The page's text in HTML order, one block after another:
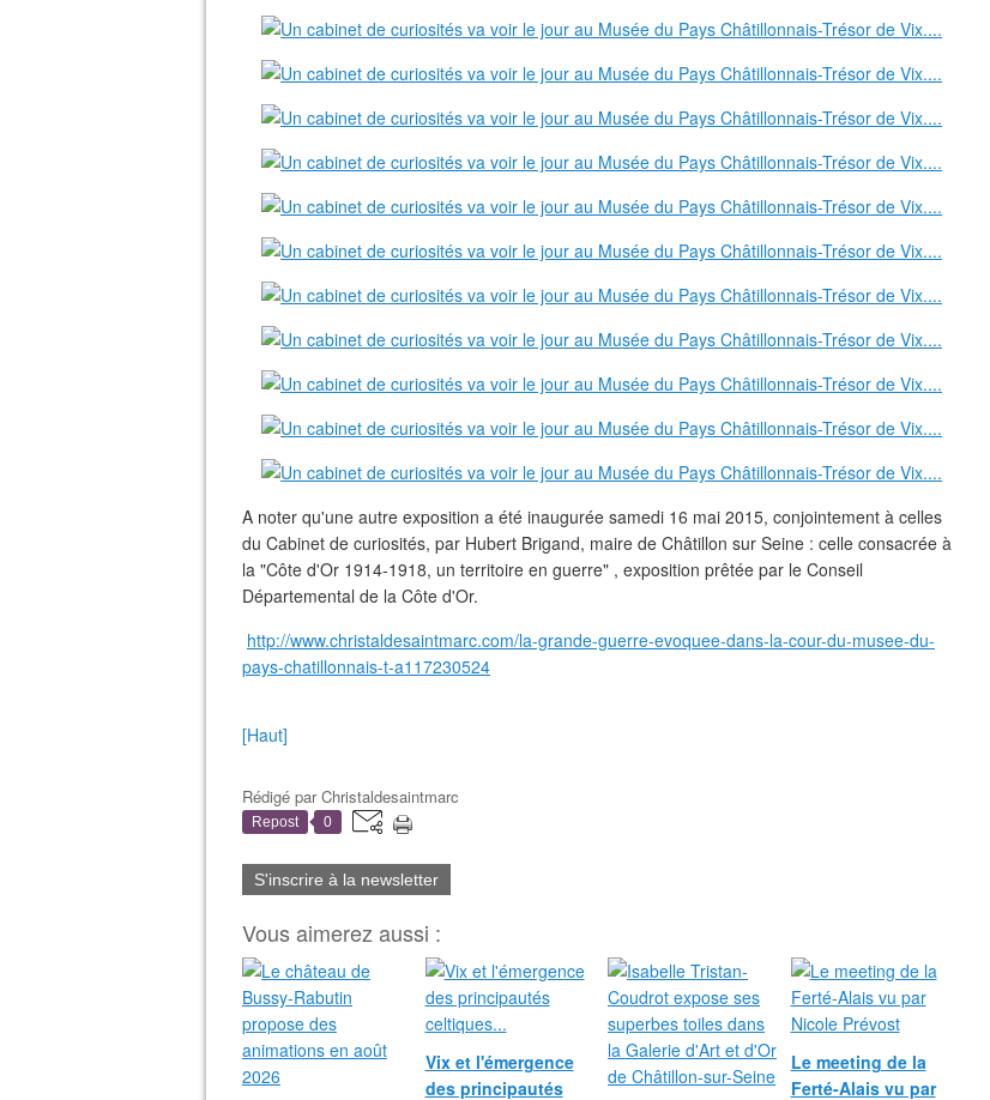
A noter qu'une autre exposition a été inaugurée samedi 16 mai 2015, conjointement à celles
du Cabinet de curiosités, par Hubert Brigand, maire de Châtillon sur Seine : celle consacrée à
la "Côte d'Or 1914-1918, un territoire en guerre" , exposition prêtée par le Conseil
Départemental de la Côte d'Or.
http://www.christaldesaintmarc.com/la-grande-guerre-evoquee-dans-la-cour-du-musee-du-
pays-chatillonnais-t-a117230524
[Haut]
Rédigé parChristaldesaintmarc
Repost 0
S'inscrire à la newsletter
Vous aimerez aussi :
Vix et l'émergence
des principautés
Le meeting de la
Ferté-Alais vu par